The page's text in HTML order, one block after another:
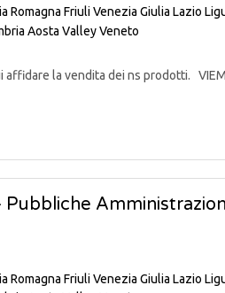
Romagna Friuli Venezia Giulia Lazio
Aosta ValleyVeneto
la vendita dei ns prodotti.
Romagna Friuli Venezia Giulia Lazio